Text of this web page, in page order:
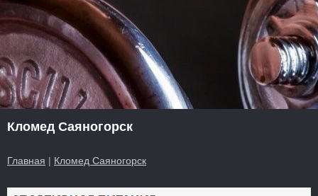
Кломед Саяногорск
Главная | Кломед Саяногорск